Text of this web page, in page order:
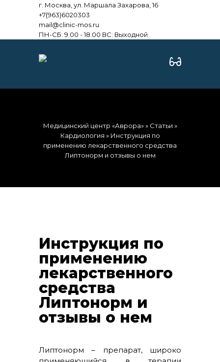
г. Москва, ул. Маршала Захарова, 16
+7(963)6020303
mail@clinic-mos.ru
ПН-СБ: 9.00 - 18.00 ВС: Выходной
Медицинский центр «Аврора»» Статьи »
Кардиология » Инструкция по
применению лекарственного средства
Липтонорм и отзывы о нем
Инструкция по
применению
лекарственного
средства
Липтонорм и
отзывы о нем
Липтонорм – препарат, широко